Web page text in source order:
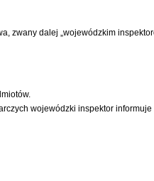
zwany dalej „wojewódzkim
wojewódzki inspektor